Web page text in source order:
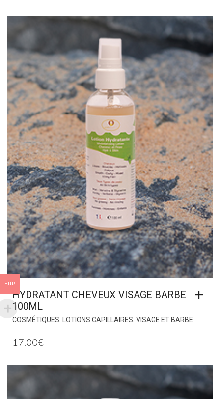
HYDRATANT CHEVEUX VISAGE BARBE
100ML
COSMÉTIQUES, LOTIONS CAPILLAIRES, VISAGE ET BARBE
17.00€
EUR